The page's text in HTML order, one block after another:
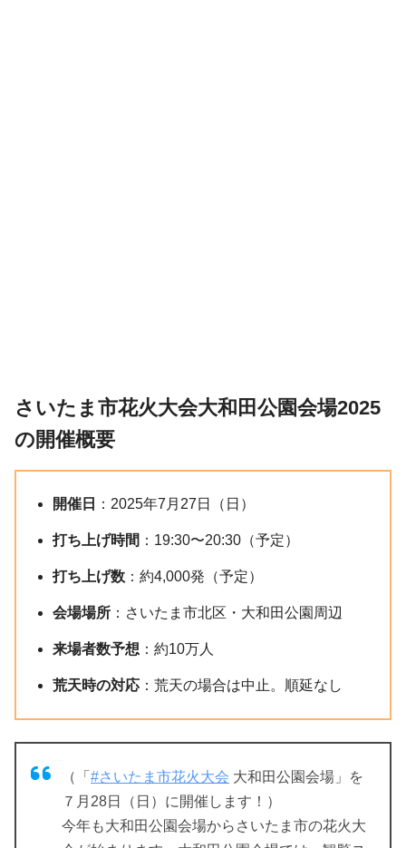
さいたま市花火大会大和田公園会場2025
の開催概要
開催日 ：2025年7月27日（日）
打ち上げ時間 ：19:30〜20:30（予定）
打ち上げ数 ：約4,000発（予定）
会場場所 ：さいたま市北区・大和田公園周辺
来場者数予想 ：約10万人
荒天時の対応 ：荒天の場合は中止。順延なし
（「 #さいたま市花火大会 大和田公園会場」を
７月28日（日）に開催します！）
今年も大和田公園会場からさいたま市の花火大